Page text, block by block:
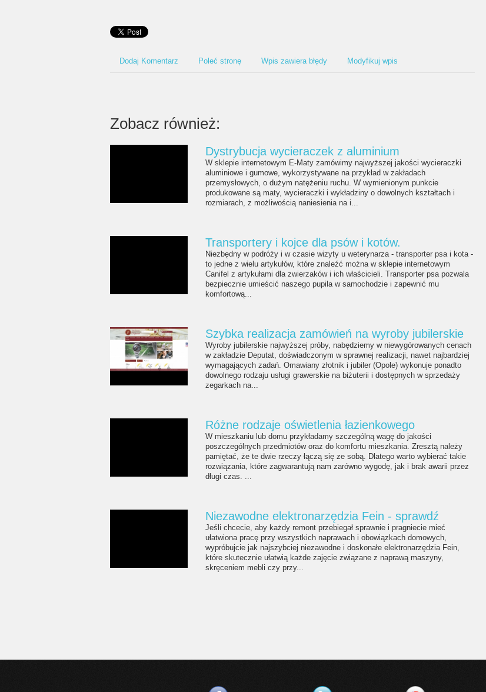
Dodaj Komentarz Poleć stronę Wpis zawiera błędy Modyfikuj wpis
Zobacz również:
Dystrybucja wycieraczek z aluminium
W sklepie internetowym E-Maty zamówimy najwyższej jakości wycieraczki
aluminiowe i gumowe, wykorzystywane na przykład w zakładach
przemysłowych, o dużym natężeniu ruchu. W wymienionym punkcie
produkowane są maty, wycieraczki i wykładziny o dowolnych kształtach i
rozmiarach, z możliwością naniesienia na i...
Transportery i kojce dla psów i kotów.
Niezbędny w podróży i w czasie wizyty u weterynarza - transporter psa i kota -
to jedne z wielu artykułów, które znaleźć można w sklepie internetowym
Canifel z artykułami dla zwierzaków i ich właścicieli. Transporter psa pozwala
bezpiecznie umieścić naszego pupila w samochodzie i zapewnić mu
komfortową...
Szybka realizacja zamówień na wyroby jubilerskie
Wyroby jubilerskie najwyższej próby, nabędziemy w niewygórowanych cenach
w zakładzie Deputat, doświadczonym w sprawnej realizacji, nawet najbardziej
wymagających zadań. Omawiany złotnik i jubiler (Opole) wykonuje ponadto
dowolnego rodzaju usługi grawerskie na biżuterii i dostępnych w sprzedaży
zegarkach na...
Różne rodzaje oświetlenia łazienkowego
W mieszkaniu lub domu przykładamy szczególną wagę do jakości
poszczególnych przedmiotów oraz do komfortu mieszkania. Zresztą należy
pamiętać, że te dwie rzeczy łączą się ze sobą. Dlatego warto wybierać takie
rozwiązania, które zagwarantują nam zarówno wygodę, jak i brak awarii przez
długi czas. ...
Niezawodne elektronarzędzia Fein - sprawdź
Jeśli chcecie, aby każdy remont przebiegał sprawnie i pragniecie mieć
ułatwiona pracę przy wszystkich naprawach i obowiązkach domowych,
wypróbujcie jak najszybciej niezawodne i doskonałe elektronarzędzia Fein,
które skutecznie ułatwią każde zajęcie związane z naprawą maszyny,
skręceniem mebli czy przy...